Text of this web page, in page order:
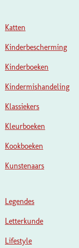
Katten
Kinderbescherming
Kinderboeken
Kindermishandeling
Klassiekers
Kleurboeken
Kookboeken
Kunstenaars
Legendes
Letterkunde
Lifestyle